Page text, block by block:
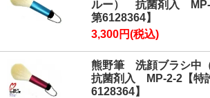
ルー） 抗菌剤入 MP-
第6128364】
3,300円(税込)
熊野筆 洗顔ブラシ中
抗菌剤入 MP-2-2【特
6128364】